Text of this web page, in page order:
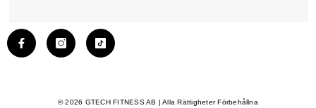
© 2026 GTECH FITNESS AB | Alla Rättigheter Förbehållna